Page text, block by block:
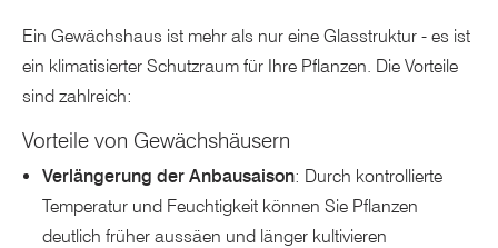
Ein Gewächshaus ist mehr als nur eine Glasstruktur - es ist
ein klimatisierter Schutzraum für Ihre Pflanzen. Die Vorteile
sind zahlreich:
Vorteile von Gewächshäusern
Verlängerung der Anbausaison: Durch kontrollierte
Temperatur und Feuchtigkeit können Sie Pflanzen
deutlich früher aussäen und länger kultivieren